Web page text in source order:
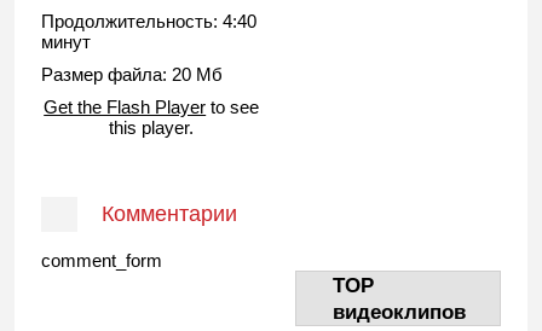
Продолжительность: 4:40
минут
Размер файла: 20 Мб
Get the Flash Player to see
this player.
Комментарии
comment_form
TOP
видеоклипов